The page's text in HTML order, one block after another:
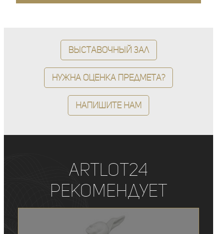
Выставочный зал
Нужна оценка предмета?
Напишите нам
ArtLot24
рекомендует